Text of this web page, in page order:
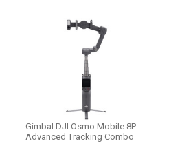
Gimbal DJI Osmo Mobile 8P
Advanced Tracking Combo